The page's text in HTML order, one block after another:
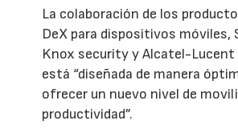
La colaboración de los
DeX para dispositivos móviles,
Knox security y Alcatel-Lucent
está “diseñada de manera
ofrecer un nuevo nivel de
productividad”.